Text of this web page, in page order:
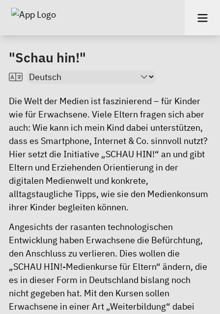
"Schau hin!"
Die Welt der Medien ist faszinierend – für Kinder
wie für Erwachsene. Viele Eltern fragen sich aber
auch: Wie kann ich mein Kind dabei unterstützen,
dass es Smartphone, Internet & Co. sinnvoll nutzt?
Hier setzt die Initiative „SCHAU HIN!“ an und gibt
Eltern und Erziehenden Orientierung in der
digitalen Medienwelt und konkrete,
alltagstaugliche Tipps, wie sie den Medienkonsum
ihrer Kinder begleiten können.
Angesichts der rasanten technologischen
Entwicklung haben Erwachsene die Befürchtung,
den Anschluss zu verlieren. Dies wollen die
„SCHAU HIN!-Medienkurse für Eltern“ ändern, die
es in dieser Form in Deutschland bislang noch
nicht gegeben hat. Mit den Kursen sollen
Erwachsene in einer Art „Weiterbildung“ dabei